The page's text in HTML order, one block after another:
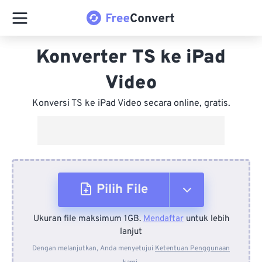
Konverter TS ke iPad
Video
Konversi TS ke iPad Video secara online, gratis.
Pilih File
Dari Perangkat
Ukuran file maksimum 1GB.Mendaftaruntuk lebih
lanjut
Dengan melanjutkan, Anda menyetujui Ketentuan Penggunaan